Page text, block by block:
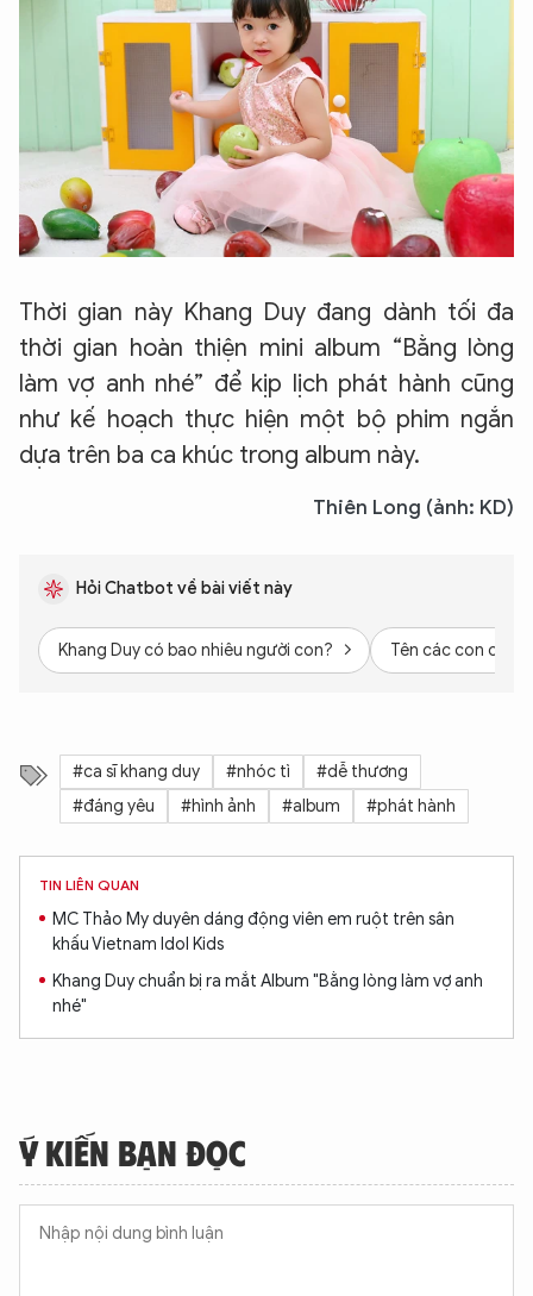
Thời gian này Khang Duy đang dành tối đa
thời gian hoàn thiện mini album “Bằng lòng
làm vợ anh nhé” để kịp lịch phát hành cũng
như kế hoạch thực hiện một bộ phim ngắn
dựa trên ba ca khúc trong album này.
Thiên Long (ảnh: KD)
Hỏi Chatbot về bài viết này
Khang Duy có bao nhiêu người con? Tên các con của
#ca sĩ khang duy #nhóc tì
#dễ thương
#đáng yêu
#hình ảnh #album #phát hành
TIN LIÊN QUAN
MC Thảo My duyên dáng động viên em ruột trên sân
khấu Vietnam Idol Kids
Khang Duy chuẩn bị ra mắt Album "Bằng lòng làm vợ anh
nhé"
Ý KIẾN BẠN ĐỌC
XIN CHÀO,
TÔI LÀ CHATBOT CỦA